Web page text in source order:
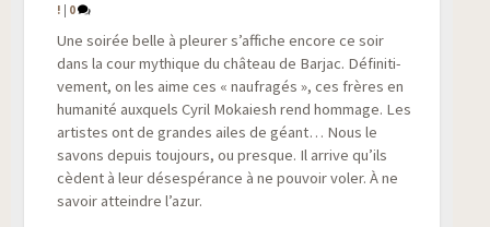
!
0
Une soi­rée belle à pleu­rer s’affiche encore ce soir
dans la cour mythique du châ­teau de Bar­jac. Défi­ni­ti­
ve­ment, on les aime ces « nau­fra­gés », ces frères en
huma­ni­té aux­quels Cyril Mokaiesh rend hom­mage. Les
artistes ont de grandes ailes de géant… Nous le
savons depuis tou­jours, ou presque. Il arrive qu’ils
cèdent à leur déses­pé­rance à ne pou­voir voler. À ne
savoir atteindre l’azur.